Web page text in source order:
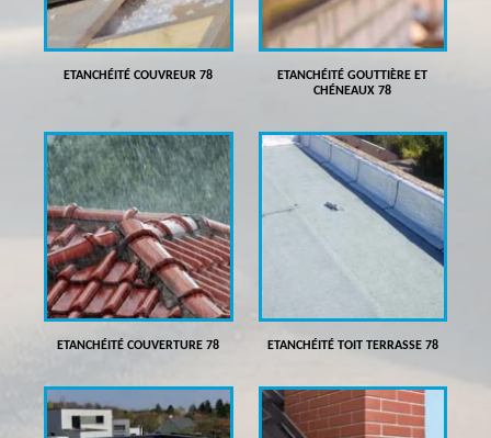
ETANCHÉITÉ COUVREUR 78
ETANCHÉITÉ GOUTTIÈRE ET
CHÉNEAUX 78
ETANCHÉITÉ COUVERTURE 78 ETANCHÉITÉ TOIT TERRASSE 78